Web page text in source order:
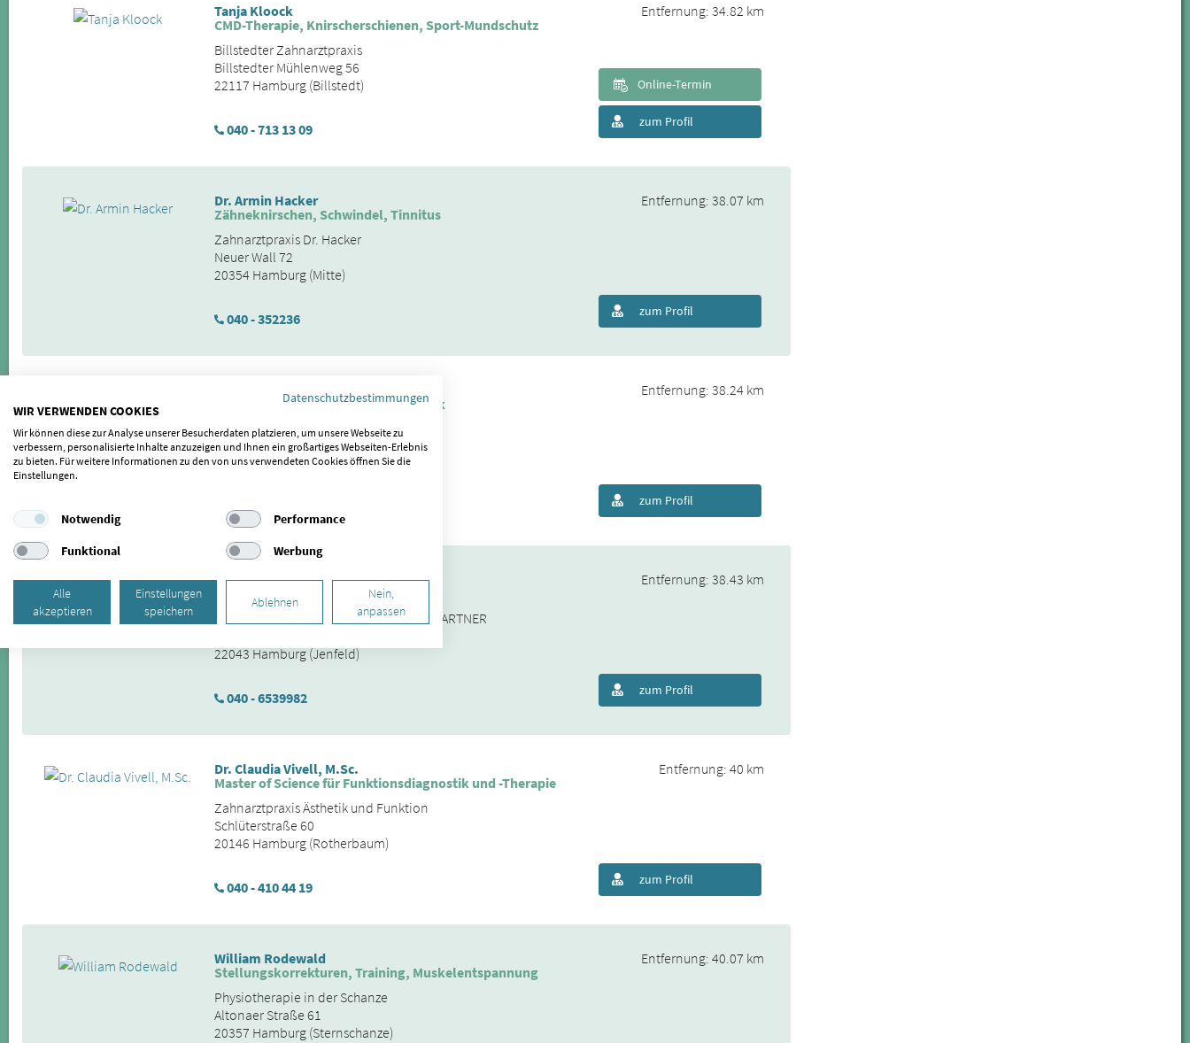
Tanja Kloock
CMD-Therapie, Knirscherschienen, Sport-Mundschutz
Billstedter Zahnarztpraxis
Billstedter Mühlenweg 56
22117 Hamburg (Billstedt)
040 - 713 13 09
Entfernung: 34.82 km
zum Profil
Online-Termin
Dr. Armin Hacker
Zähneknirschen, Schwindel, Tinnitus
Zahnarztpraxis Dr. Hacker
Neuer Wall 72
20354 Hamburg (Mitte)
040 - 352236
Entfernung: 38.07 km
zum Profil
Dr. Jan Herre
Kiefergelenkstherapie in Hasselbrook
Herre Smiles
Hammer Steindamm 109
20535 Hamburg (Hasselbrook)
040 - 205252
Entfernung: 38.24 km
zum Profil
Dr. Sebastian Janke, MDSc
Zahnarzt
HANSEZAHN | HAMBURG, DR. JANKE & PARTNER
22043 Hamburg (Jenfeld)
040 - 6539982
Entfernung: 38.43 km
zum Profil
Dr. Claudia Vivell, M.Sc.
Master of Science für Funktionsdiagnostik und -Therapie
Zahnarztpraxis Ästhetik und Funktion
Schlüterstraße 60
20146 Hamburg (Rotherbaum)
040 - 410 44 19
Entfernung: 40 km
zum Profil
William Rodewald
Stellungskorrekturen, Training, Muskelentspannung
Physiotherapie in der Schanze
Altonaer Straße 61
20357 Hamburg (Sternschanze)
Entfernung: 40.07 km
Datenschutzbestimmungen
WIR VERWENDEN COOKIES
Wir können diese zur Analyse unserer Besucherdaten platzieren, um unsere Webseite zu
verbessern, personalisierte Inhalte anzuzeigen und Ihnen ein großartiges Webseiten-Erlebnis
zu bieten. Für weitere Informationen zu den von uns verwendeten Cookies öffnen Sie die
Einstellungen.
Notwendig
Performance
Funktional
Werbung
Alle
akzeptieren
Einstellungen
speichern
Ablehnen
Nein,
anpassen